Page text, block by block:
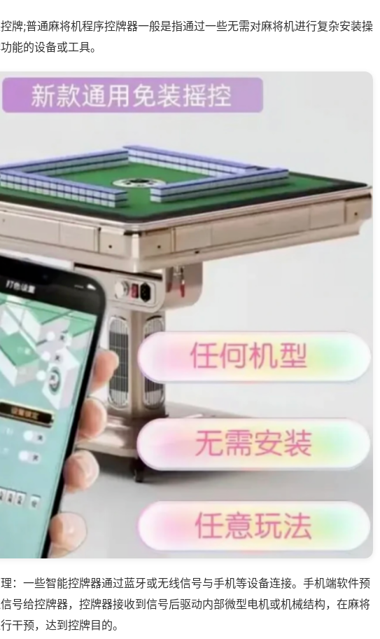
牌;普通麻将机程序控牌器一般是指通过一些无需对麻将机进行复杂安装操
能的设备或工具。
：一些智能控牌器通过蓝牙或无线信号与手机等设备连接。手机端软件预
号给控牌器，控牌器接收到信号后驱动内部微型电机或机械结构，在麻将
干预，达到控牌目的。